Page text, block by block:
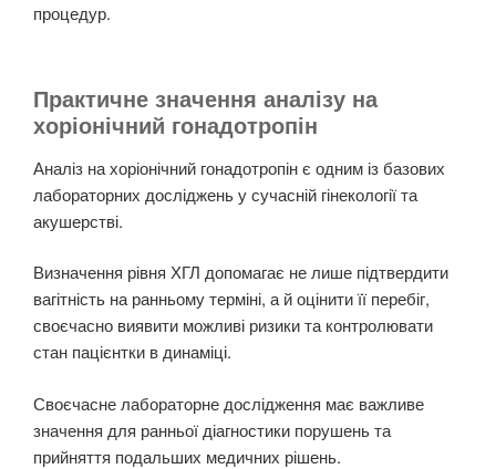
процедур.
Практичне значення аналізу на
хоріонічний гонадотропін
Аналіз на хоріонічний гонадотропін є одним із базових
лабораторних досліджень у сучасній гінекології та
акушерстві.
Визначення рівня ХГЛ допомагає не лише підтвердити
вагітність на ранньому терміні, а й оцінити її перебіг,
своєчасно виявити можливі ризики та контролювати
стан пацієнтки в динаміці.
Своєчасне лабораторне дослідження має важливе
значення для ранньої діагностики порушень та
прийняття подальших медичних рішень.